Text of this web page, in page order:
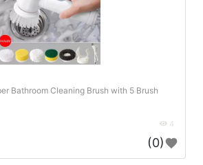
Bathroom Cleaning Brush with 5 Brush
4
(0)